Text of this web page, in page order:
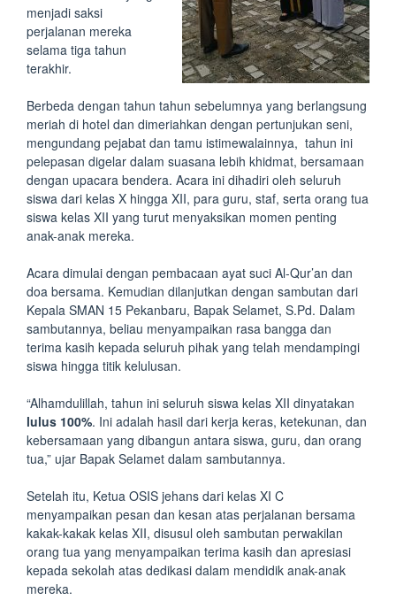
menjadi saksi
perjalanan mereka
selama tiga tahun
terakhir.
Berbeda dengan tahun tahun sebelumnya yang berlangsung
meriah di hotel dan dimeriahkan dengan pertunjukan seni,
mengundang pejabat dan tamu istimewalainnya, tahun ini
pelepasan digelar dalam suasana lebih khidmat, bersamaan
dengan upacara bendera. Acara ini dihadiri oleh seluruh
siswa dari kelas X hingga XII, para guru, staf, serta orang tua
siswa kelas XII yang turut menyaksikan momen penting
anak-anak mereka.
Acara dimulai dengan pembacaan ayat suci Al-Qur’an dan
doa bersama. Kemudian dilanjutkan dengan sambutan dari
Kepala SMAN 15 Pekanbaru, Bapak Selamet, S.Pd. Dalam
sambutannya, beliau menyampaikan rasa bangga dan
terima kasih kepada seluruh pihak yang telah mendampingi
siswa hingga titik kelulusan.
“Alhamdulillah, tahun ini seluruh siswa kelas XII dinyatakan
lulus 100%. Ini adalah hasil dari kerja keras, ketekunan, dan
kebersamaan yang dibangun antara siswa, guru, dan orang
tua,” ujar Bapak Selamet dalam sambutannya.
Setelah itu, Ketua OSIS jehans dari kelas XI C
menyampaikan pesan dan kesan atas perjalanan bersama
kakak-kakak kelas XII, disusul oleh sambutan perwakilan
orang tua yang menyampaikan terima kasih dan apresiasi
kepada sekolah atas dedikasi dalam mendidik anak-anak
mereka.